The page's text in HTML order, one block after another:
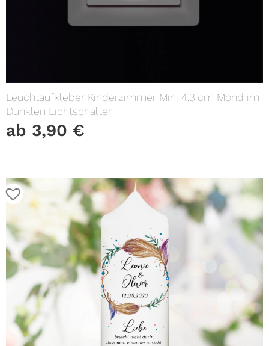
Leuchtaufkleber Kinderzimmer Mini 4,3 cm Mond im
Dunklen Lichtschalter
ab 3,90 €